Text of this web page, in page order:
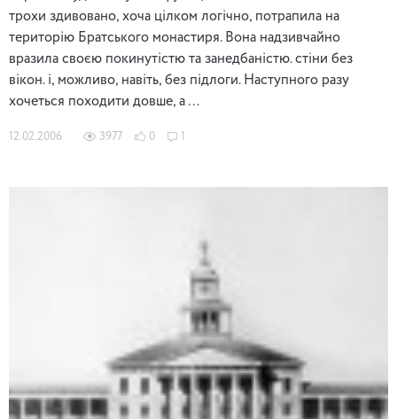
трохи здивовано, хоча цілком логічно, потрапила на
територію Братського монастиря. Вона надзивчайно
вразила своєю покинутістю та занедбаністю. стіни без
вікон. і, можливо, навіть, без підлоги. Наступного разу
хочеться походити довше, а …
12.02.2006 3977 0